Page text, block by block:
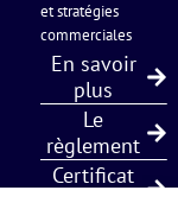
et stratégies
commerciales
En savoir
plus
Le
règlement
Certificat